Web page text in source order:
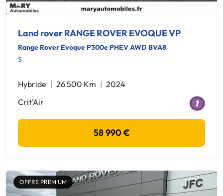
Land rover RANGE ROVER EVOQUE VP
Range Rover Evoque P300e PHEV AWD BVA8
S
Hybride 26 500 Km
2024
Crit'Air
58 990 €
OFFRE PREMIUM